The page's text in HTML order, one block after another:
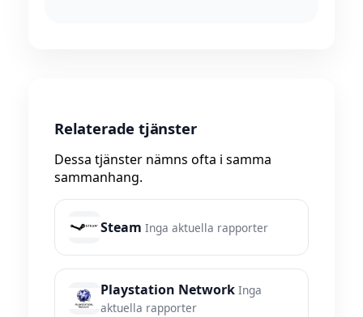
Relaterade tjänster
Dessa tjänster nämns ofta i samma
sammanhang.
Steam Inga aktuella rapporter
Playstation Network Inga
aktuella rapporter